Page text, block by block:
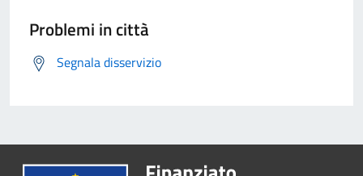
Problemi in città
Segnala disservizio